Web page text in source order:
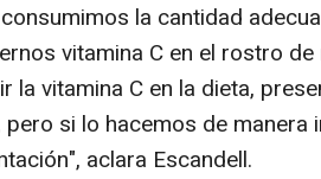
la cantidad
vitamina C en el rostro
la vitamina C en la dieta,
si lo hacemos de manera
aclara Escandell.